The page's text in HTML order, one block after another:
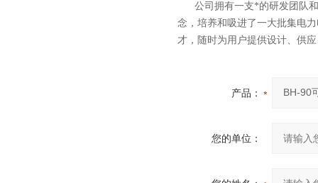
公司拥有一支*的研发团队和
念，培养和吸进了一大批集电
才，随时为用户提供设计、供
产品：
您的单位：